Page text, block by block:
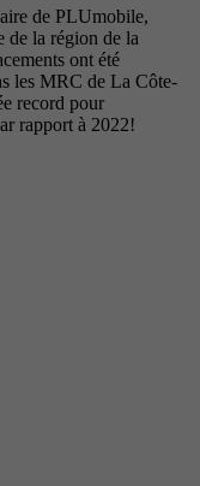
de PLUmobile,
de la région de la
ont été
les MRC de La Côte-
record pour
rapport à 2022!